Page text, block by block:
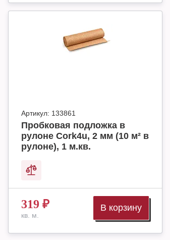
Артикул: 133861
Пробковая подложка в
рулоне Cork4u, 2 мм (10 м² в
рулоне), 1 м.кв.
319 ₽
кв. м.
В корзину